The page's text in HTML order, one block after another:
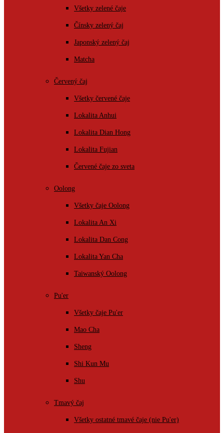
Všetky zelené čaje
Čínsky zelený čaj
Japonský zelený čaj
Matcha
Červený čaj
Všetky červené čaje
Lokalita Anhui
Lokalita Dian Hong
Lokalita Fujian
Červené čaje zo sveta
Oolong
Všetky čaje Oolong
Lokalita An Xi
Lokalita Dan Cong
Lokalita Yan Cha
Taiwanský Oolong
Pu'er
Všetky čaje Pu'er
Mao Cha
Sheng
Shi Kun Mu
Shu
Tmavý čaj
Všetky ostatné tmavé čaje (nie Pu'er)